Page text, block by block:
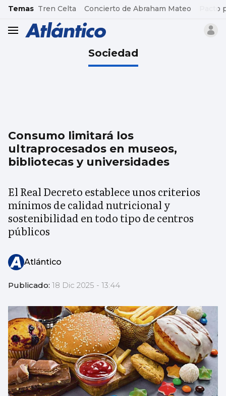
common.go-to-content
Temas Tren Celta Concierto de Abraham Mateo Pacto
header.menu.open
Sociedad
Consumo limitará los
ultraprocesados en museos,
bibliotecas y universidades
El Real Decreto establece unos criterios
mínimos de calidad nutricional y
sostenibilidad en todo tipo de centros
públicos
Atlántico
Publicado: 18 Dic 2025 - 13:44